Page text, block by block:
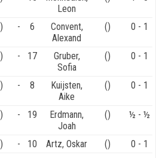
Leon
- 6
Convent,
Alexand
() 0 - 1
- 17
Gruber,
Sofia
() 0 - 1
- 8
Kuijsten,
Aike
() 0 - 1
- 19
Erdmann,
Joah
() ½ - ½
- 10 Artz, Oskar () 0 - 1